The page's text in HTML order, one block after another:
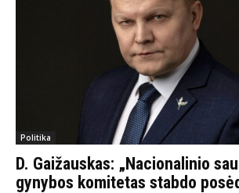
Politika
D. Gaižauskas: „Nacionalinio
gynybos komitetas stabdo